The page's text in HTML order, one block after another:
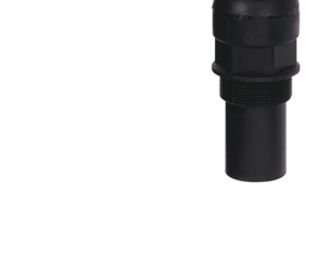
您可通过产品型号、订单代码或序列号，轻